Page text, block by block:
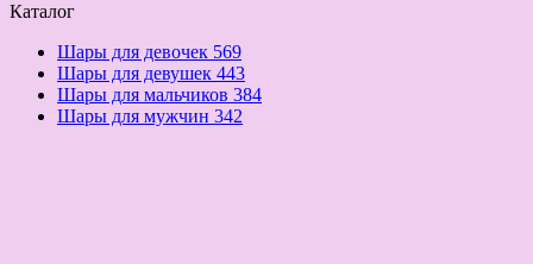
Каталог
Шары для девочек 569
Шары для девушек 443
Шары для мальчиков 384
Шары для мужчин 342